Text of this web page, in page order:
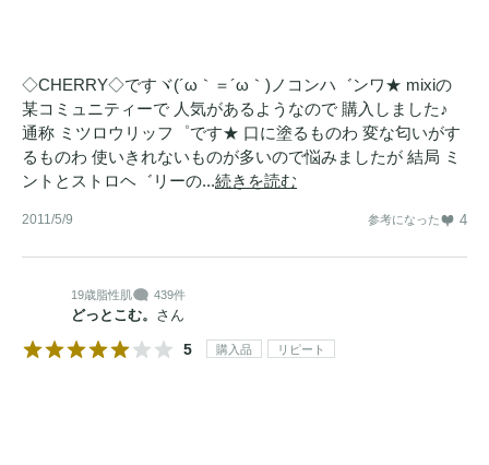
◇CHERRY◇ですヾ(´ω｀＝´ω｀)ノコンハ゛ンワ★ mixiの
某コミュニティーで 人気があるようなので 購入しました♪
通称 ミツロウリッフ゜です★ 口に塗るものわ 変な匂いがす
るものわ 使いきれないものが多いので悩みましたが 結局 ミ
ントとストロヘ゛リーの...続きを読む
2011/5/9 参考になった 4
19歳脂性肌 439件
どっとこむ。 さん
5 購入品 リピート